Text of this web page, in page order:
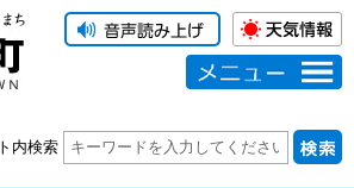
メニュー
内検索